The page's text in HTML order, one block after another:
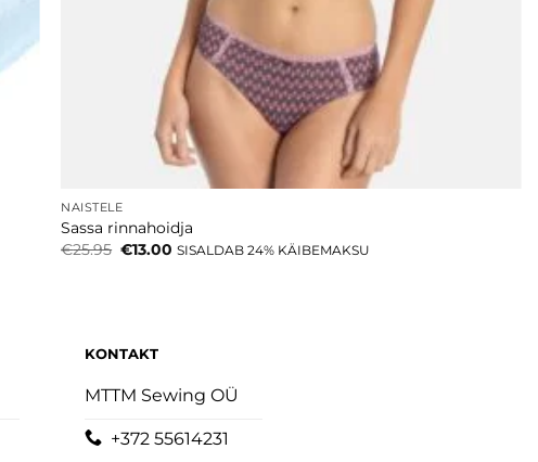
NAISTELE
Sassa rinnahoidja
€25.95 Algne
€13.00 Current
SISALDAB 24% KÄIBEMAKSU
KONTAKT
MTTM Sewing OÜ
+372 55614231